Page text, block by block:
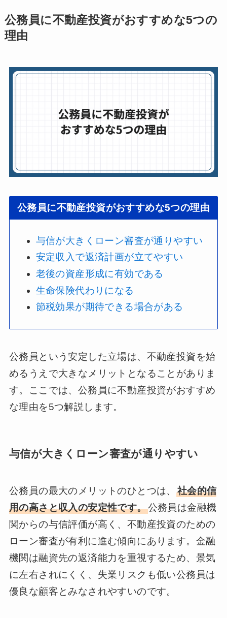
公務員に不動産投資がおすすめな5つの
理由
公務員に不動産投資がおすすめな5つの理由
与信が大きくローン審査が通りやすい
安定収入で返済計画が立てやすい
老後の資産形成に有効である
生命保険代わりになる
節税効果が期待できる場合がある
公務員という安定した立場は、不動産投資を始
めるうえで大きなメリットとなることがありま
す。ここでは、公務員に不動産投資がおすすめ
な理由を5つ解説します。
与信が大きくローン審査が通りやすい
公務員の最大のメリットのひとつは、 社会的信
用の高さと収入の安定性です。公務員は金融機
関からの与信評価が高く、不動産投資のための
ローン審査が有利に進む傾向にあります。金融
機関は融資先の返済能力を重視するため、景気
に左右されにくく、失業リスクも低い公務員は
優良な顧客とみなされやすいのです。